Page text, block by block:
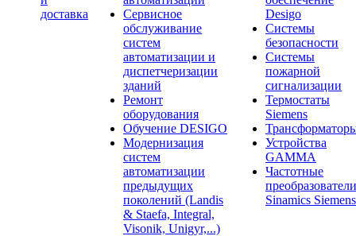
доставка
Сервисное
обслуживание
систем
автоматизации и
диспетчеризации
зданий
Ремонт
оборудования
Обучение DESIGO
Модернизация
систем
автоматизации
предыдущих
поколений (Landis
& Staefa, Integral,
Visonik, Unigyr,...)
Desigo
Системы
безопасности
Системы
пожарной
сигнализации
Термостаты
Siemens
Устройства
GAMMA
Частотные
преобразователи
Sinamics Siemens